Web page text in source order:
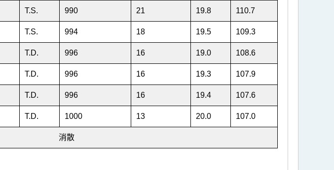
T.S. 990 21 19.8 110.7
T.S. 994 18 19.5 109.3
T.D. 996 16 19.0 108.6
T.D. 996 16 19.3 107.9
T.D. 996 16 19.4 107.6
T.D. 1000 13 20.0 107.0
消散